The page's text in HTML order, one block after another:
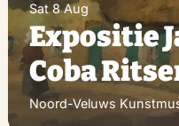
Sat 8 Aug
Expositie
Coba
Noord-Veluws